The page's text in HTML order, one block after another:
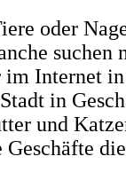
oder
suchen
im Internet
in
und